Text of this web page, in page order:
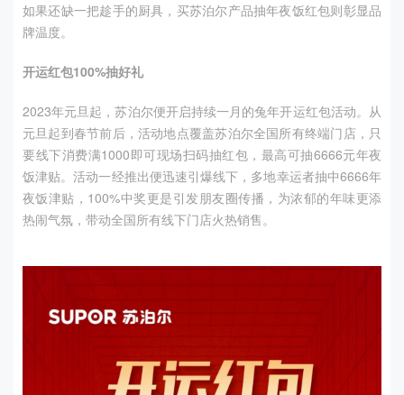
如果还缺一把趁手的厨具，买苏泊尔产品抽年夜饭红包则彰显品
牌温度。
开运红包100%抽好礼
2023年元旦起，苏泊尔便开启持续一月的兔年开运红包活动。从
元旦起到春节前后，活动地点覆盖苏泊尔全国所有终端门店，只
要线下消费满1000即可现场扫码抽红包，最高可抽6666元年夜
饭津贴。活动一经推出便迅速引爆线下，多地幸运者抽中6666年
夜饭津贴， 100%中奖更是引发朋友圈传播，为浓郁的年味更添
热闹气氛，带动全国所有线下门店火热销售。